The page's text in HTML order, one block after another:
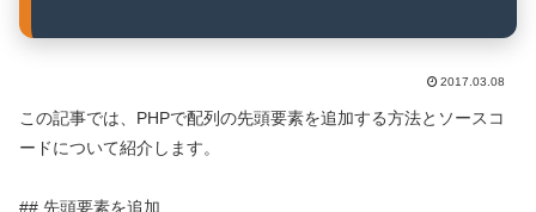
2017.03.08
この記事では、PHPで配列の先頭要素を追加する方法とソースコ
ードについて紹介します。
## 先頭要素を追加